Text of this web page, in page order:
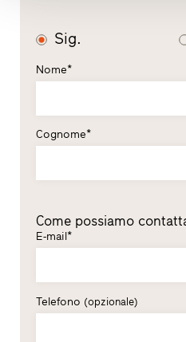
Sig.
Nome*
Cognome*
Come possiamo
E-mail*
Telefono (opzionale)